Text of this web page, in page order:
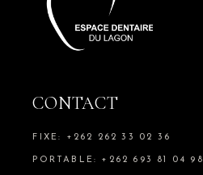
CONTACT
FIXE: +262 262 33 02 36
PORTABLE: +262 693 81 04 98